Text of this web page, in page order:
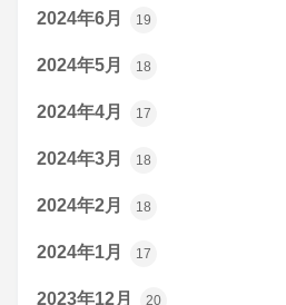
2024年6月 19
2024年5月 18
2024年4月 17
2024年3月 18
2024年2月 18
2024年1月 17
2023年12月 20